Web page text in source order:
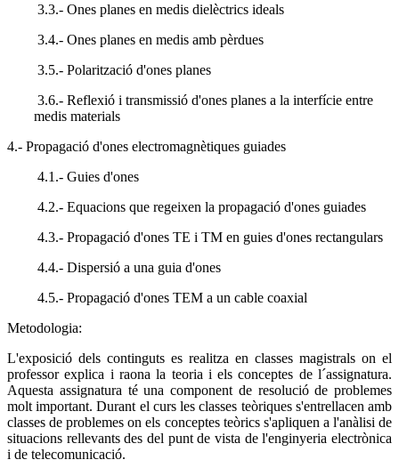
3.3.- Ones planes en medis dielèctrics ideals
3.4.- Ones planes en medis amb pèrdues
3.5.- Polarització d'ones planes
3.6.- Reflexió i transmissió d'ones planes a la interfície entre
medis materials
4.- Propagació d'ones electromagnètiques guiades
4.1.- Guies d'ones
4.2.- Equacions que regeixen la propagació d'ones guiades
4.3.- Propagació d'ones TE i TM en guies d'ones rectangulars
4.4.- Dispersió a una guia d'ones
4.5.- Propagació d'ones TEM a un cable coaxial
Metodologia:
L'exposició dels continguts es realitza en classes magistrals on el
professor explica i raona la teoria i els conceptes de l´assignatura.
Aquesta assignatura té una component de resolució de problemes
molt important. Durant el curs les classes teòriques s'entrellacen amb
classes de problemes on els conceptes teòrics s'apliquen a l'anàlisi de
situacions rellevants des del punt de vista de l'enginyeria electrònica
i de telecomunicació.